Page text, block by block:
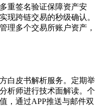
重签名验证保障资产安
现跨链交易的秒级确认。
理多个交易所账户资产，
白皮书解析服务。定期举
析师进行技术面解读。个
，通过APP推送与邮件双